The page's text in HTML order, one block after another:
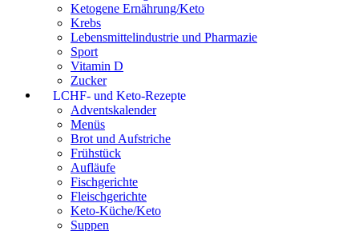
Ketogene Ernährung/Keto
Krebs
Lebensmittelindustrie und Pharmazie
Sport
Vitamin D
Zucker
LCHF- und Keto-Rezepte
Adventskalender
Menüs
Brot und Aufstriche
Frühstück
Aufläufe
Fischgerichte
Fleischgerichte
Keto-Küche/Keto
Suppen